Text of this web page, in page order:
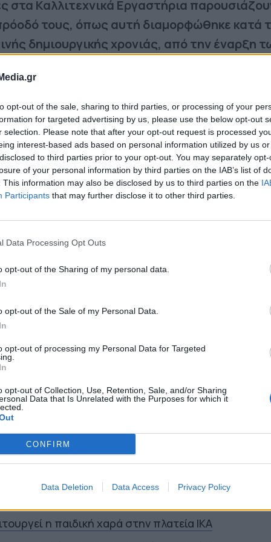
opt-out of the sale, sharing to third parties, or processing of your
for targeted advertising by us, please use the below opt-out
selection. Please note that after your opt-out request is processed
interest-based ads based on personal information utilized by us
to third parties prior to your opt-out. You may separately
of your personal information by third parties on the IAB’s list of
This information may also be disclosed by us to third parties on the
Participants that may further disclose it to other third parties.
Data Processing Opt Outs
opt-out of the Sharing of my personal data.
opt-out of the Sale of my Personal Data.
opt-out of processing my Personal Data for Targeted
opt-out of Collection, Use, Retention, Sale, and/or Sharing
Data that Is Unrelated with the Purposes for which it
CONFIRM
Data Deletion Data Access Privacy Policy
στα Καλλιτεχνικά Εργαστήρια
τους, όπως αυτή διαμορφώθηκε κατά
δημιουργικής χρονιάς, από την έναρξη
2025 έως και σήμερα,
έκφρασης και δημιουργικής
θεάτρου, μουσικής και ζωγραφικής,
την ευκαιρία να καλλιεργήσουν τις
καλλιτεχνικά και να συμμετάσχουν ενεργά
πραγματοποιηθούν στον Δημοτικό
Ελβετία», στην Αίθουσα Καλλιτεχνικών
Θέατρο Βράχων «Άννα Συνοδινού», με
το κοινό.
η παιδική χαρά στην πλατεία ΙΚΑ